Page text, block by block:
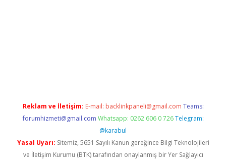
Reklam ve İletişim: E-mail: backlinkpaneli@gmail.com Teams:
forumhizmeti@gmail.com Whatsapp: 0262 606 0 726 Telegram:
@karabul
Yasal Uyarı: Sitemiz, 5651 Sayılı Kanun gereğince Bilgi Teknolojileri
ve İletişim Kurumu (BTK) tarafından onaylanmış bir Yer Sağlayıcı